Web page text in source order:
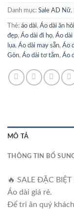
Danh mục: Sale AD Nữ,
Thẻ: áo dài, Áo dài ăn hỏi
đẹp, Áo dài đi họ, Áo dài
lụa, Áo dài may sẵn, Áo
Gòn, Áo dài tơ tằm, Áo
MÔ TẢ
THÔNG TIN BỔ
🔥 SALE ĐẶC
Áo dài giá rẻ.
Để tri ân quý